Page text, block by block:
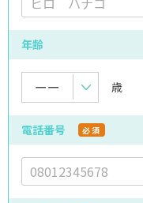
年齢
歳
電話番号 必須